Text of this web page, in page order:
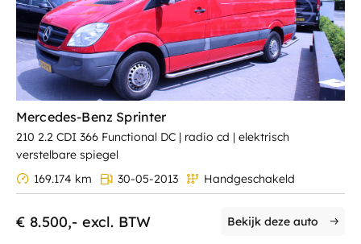
Mercedes-Benz Sprinter
210 2.2 CDI 366 Functional DC | radio cd | elektrisch
verstelbare spiegel
169.174 km
30-05-2013 Handgeschakeld
€ 8.500,- excl. BTW Bekijk deze auto